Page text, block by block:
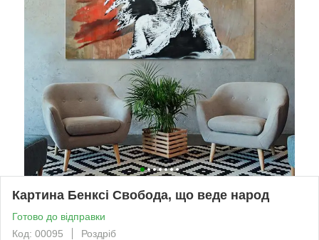
Картина Бенксі Свобода, що веде народ
Готово до відправки
Код: 00095
Роздріб